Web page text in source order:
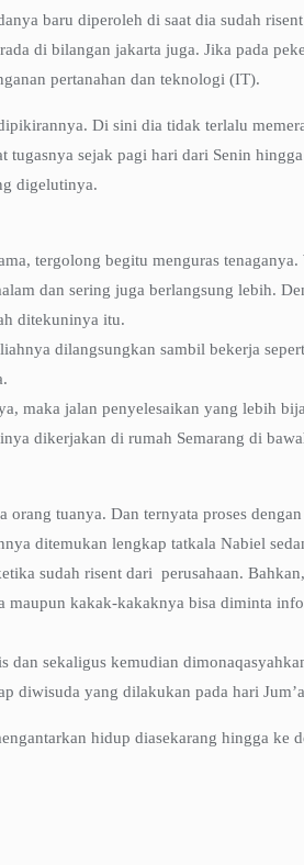
baru diperoleh di saat dia sudah
di bilangan jakarta juga. Jika pada
pertanahan dan teknologi (IT).
Di sini dia tidak terlalu
sejak pagi hari dari Senin
digelutinya.
tergolong begitu menguras
dan sering juga berlangsung lebih.
ditekuninya itu.
dilangsungkan sambil bekerja
maka jalan penyelesaikan yang lebih
dikerjakan di rumah Semarang di
tuanya. Dan ternyata proses
ditemukan lengkap tatkala Nabiel
sudah risent dari perusahaan.
kakak-kakaknya bisa diminta
sekaligus kemudian
diwisuda yang dilakukan pada hari
hidup diasekarang hingga ke